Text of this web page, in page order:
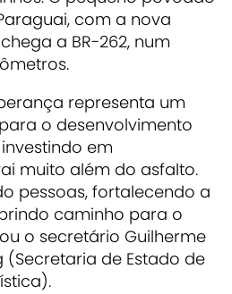
com a nova
a BR-262, num
representa um
o desenvolvimento
em
muito além do asfalto.
pessoas, fortalecendo a
caminho para o
o secretário Guilherme
(Secretaria de Estado de